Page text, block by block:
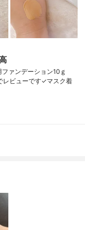
ァンデーション10ｇ
レビューです✓マスク着